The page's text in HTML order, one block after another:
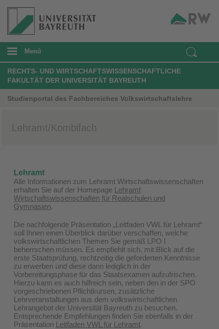
Menü
RECHTS- UND WIRTSCHAFTSWISSENSCHAFTLICHE
FAKULTÄT DER UNIVERSITÄT BAYREUTH
Studienportal des Fachbereiches Volkswirtschaftslehre
Lehramt/Kombifach
Lehramt
Alle Informationen zum Lehramt Wirtschaftswissenschaften
erhalten Sie auf der Homepage Lehramt
Wirtschaftswissenschaften für Realschulen und
Gymnasien.
Die nachfolgende Präsentation „Leitfaden VWL für Lehramt“
soll Ihnen einen Überblick darüber verschaffen, welche
volkswirtschaftlichen Themen Sie gemäß LPO I
beherrschen müssen. Es empfiehlt sich, mit Blick auf die
erste Staatsprüfung, rechtzeitig die geforderten Kenntnisse
zu erwerben und diese dann lediglich in der
Vorbereitungsphase für das Staatsexamen aufzufrischen.
Hierzu kann es auch hilfreich sein, neben den in der SPO
vorgeschriebenen Pflichtkursen, zusätzliche
Lehrveranstaltungen aus dem volkswirtschaftlichen
Lehrangebot der Universität Bayreuth zu besuchen.
Entsprechende Empfehlungen finden Sie ebenfalls in der
Präsentation Leitfaden VWL für Lehramt.